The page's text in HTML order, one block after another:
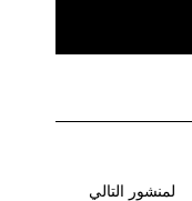
لمنشور التالي